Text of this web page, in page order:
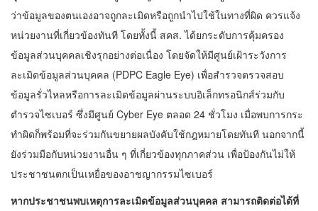
ว่าข้อมูลของตนเองอาจถูกละเมิดหรือถูกนำไปใช้ในทางที่ผิด ควรแจ้ง
หน่วยงานที่เกี่ยวข้องทันที โดยทั้งนี้ สคส. ได้ยกระดับการคุ้มครอง
ข้อมูลส่วนบุคคลเชิงรุกอย่างต่อเนื่อง โดยจัดให้มีศูนย์เฝ้าระวังการ
ละเมิดข้อมูลส่วนบุคคล (PDPC Eagle Eye) เพื่อสำรวจตรวจสอบ
ข้อมูลรั่วไหลหรือการละเมิดข้อมูลผ่านระบบอิเล็กทรอนิกส์ร่วมกับ
ตำรวจไซเบอร์ ซึ่งมีศูนย์ Cyber Eye ตลอด 24 ชั่วโมง เมื่อพบการกระ
ทำผิดก็พร้อมที่จะร่วมกันขยายผลบังคับใช้กฎหมายโดยทันที นอกจากนี้
ยังร่วมมือกับหน่วยงานอื่น ๆ ที่เกี่ยวข้องทุกภาคส่วน เพื่อป้องกันไม่ให้
ประชาชนตกเป็นเหยื่อของอาชญากรรมไซเบอร์
หากประชาชนพบเหตุการละเมิดข้อมูลส่วนบุคคล สามารถติดต่อได้ที่